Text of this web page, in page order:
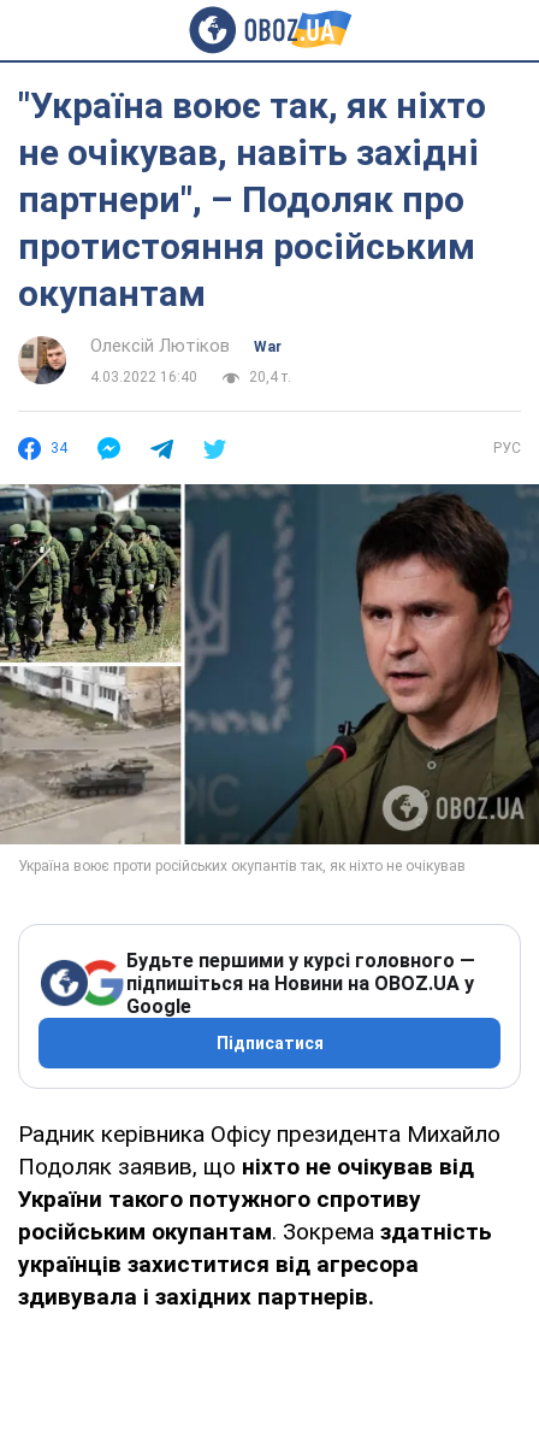
"Україна воює так, як ніхто
не очікував, навіть західні
партнери", – Подоляк про
протистояння російським
окупантам
Олексій Лютіков
War
4.03.2022 16:40
20,4 т.
34 РУС
Будьте першими у курсі головного —
підпишіться на Новини на OBOZ.UA у
Google
Підписатися
Радник керівника Офісу президента Михайло
Подоляк заявив, що ніхто не очікував від
України такого потужного спротиву
російським окупантам. Зокрема здатність
українців захиститися від агресора
здивувала і західних партнерів.